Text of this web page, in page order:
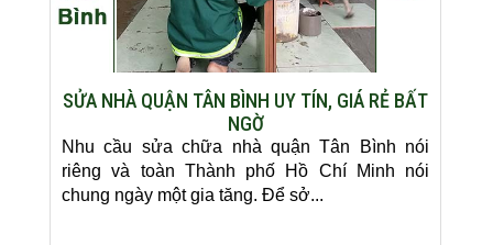
SỬA NHÀ QUẬN TÂN BÌNH UY TÍN, GIÁ RẺ BẤT
NGỜ
Nhu cầu sửa chữa nhà quận Tân Bình nói
riêng và toàn Thành phố Hồ Chí Minh nói
chung ngày một gia tăng. Để sở...